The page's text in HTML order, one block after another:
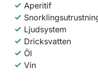
Aperitif
Ljudsystem
Dricksvatten
Öl
Vin